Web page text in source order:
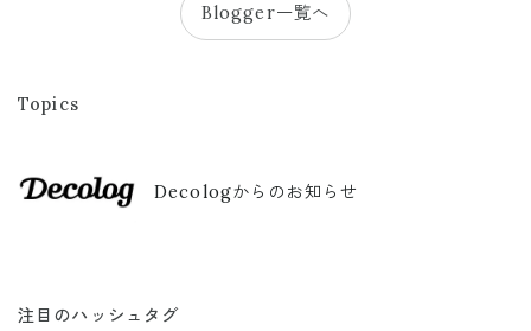
Blogger一覧へ
Topics
Decologからのお知らせ
注目のハッシュタグ